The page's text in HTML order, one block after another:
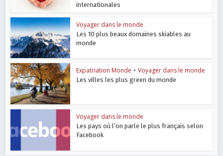
internationales
Voyager dans le monde
Les 10 plus beaux domaines skiables au
monde
Expatriation Monde • Voyager dans le monde
Les villes les plus green du monde
Voyager dans le monde
Les pays où l’on parle le plus français selon
Facebook